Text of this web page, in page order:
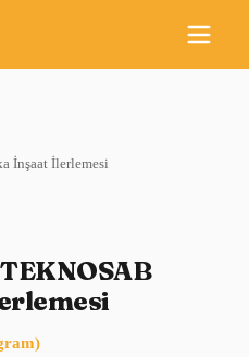
İnşaat İlerlemesi